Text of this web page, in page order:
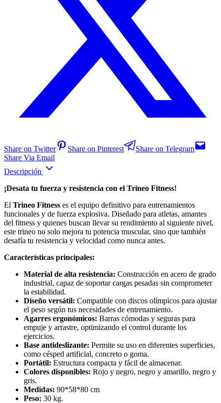
Share on Twitter Share on Pinterest
Share on Telegram
Share Via Email
Descripción
¡Desata tu fuerza y resistencia con el Trineo Fitness!
El Trineo Fitness es el equipo definitivo para entrenamientos
funcionales y de fuerza explosiva. Diseñado para atletas, amantes
del fitness y quienes buscan llevar su rendimiento al siguiente nivel,
este trineo no solo mejora tu potencia muscular, sino que también
desafía tu resistencia y velocidad como nunca antes.
Características principales:
Material de alta resistencia: Construcción en acero de grado
industrial, capaz de soportar cargas pesadas sin comprometer
la estabilidad.
Diseño versátil: Compatible con discos olímpicos para ajustar
el peso según tus necesidades de entrenamiento.
Agarres ergonómicos: Barras cómodas y seguras para
empuje y arrastre, optimizando el control durante los
ejercicios.
Base antideslizante: Permite su uso en diferentes superficies,
como césped artificial, concreto o goma.
Portátil: Estructura compacta y fácil de almacenar.
Colores disponibles: Rojo y negro, negro y amarillo, negro y
gris.
Medidas: 90*58*80 cm
Peso: 30 kg.